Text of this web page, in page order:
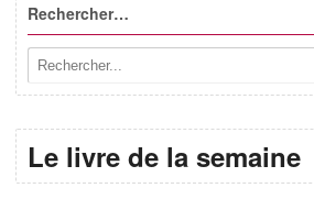
Rechercher…
Le livre de la semaine